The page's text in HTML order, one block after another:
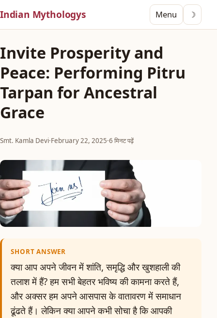
Indian Mythologys Menu ☽
Invite Prosperity and
Peace: Performing Pitru
Tarpan for Ancestral
Grace
Smt. Kamla Devi·February 22, 2025·6 मिनट पढ़ें
SHORT ANSWER
क्या आप अपने जीवन में शांति, समृद्धि और खुशहाली की
तलाश में हैं? हम सभी बेहतर भविष्य की कामना करते हैं,
और अक्सर हम अपने आसपास के वातावरण में समाधान
ढूंढते हैं। लेकिन क्या आपने कभी सोचा है कि आपकी